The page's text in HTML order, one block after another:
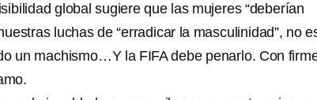
global sugiere que las mujeres “deberían
luchas de “erradicar la masculinidad”, no
un machismo…Y la FIFA debe penarlo. Con